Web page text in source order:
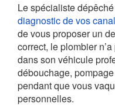
Le spécialiste
diagnostic de vos
de vous proposer un
correct, le plombier
dans son véhicule
débouchage,
pendant que vous
personnelles.